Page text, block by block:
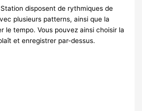
disposent de rythmiques de
plusieurs patterns, ainsi que la
le tempo. Vous pouvez ainsi choisir la
et enregistrer par-dessus.